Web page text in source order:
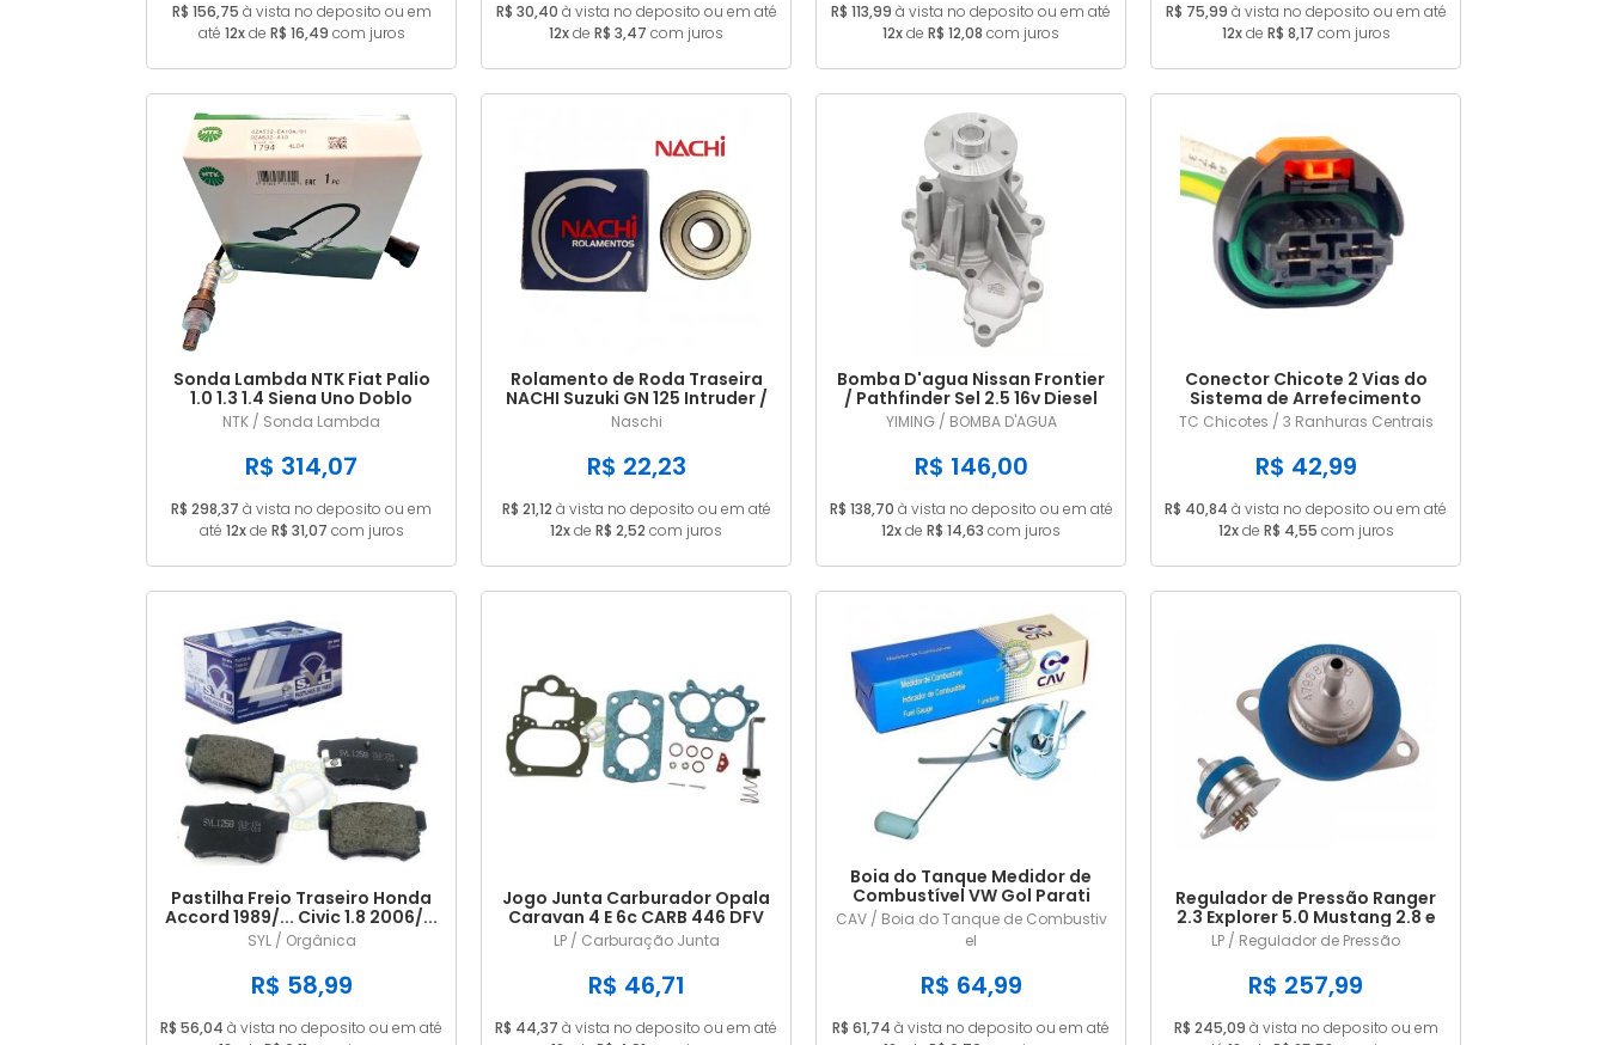
R$ 156,75 à vista no deposito ou em
até 12xde R$ 16,49 com juros
R$ 30,40 à vista no deposito ou em até
12xde R$ 3,47 com juros
R$ 113,99 à vista no deposito ou em até
12xde R$ 12,08 com juros
R$ 75,99 à vista no deposito ou em até
12xde R$ 8,17 com juros
Sonda Lambda NTK Fiat Palio
1.0 1.3 1.4 Siena Uno Doblo
Punto Strada
NTK / Sonda Lambda
R$ 314,07
R$ 298,37 à vista no deposito ou em
até 12xde R$ 31,07 com juros
Rolamento de Roda Traseira
NACHI Suzuki GN 125 Intruder /
Yes 125 EN 6202ZE
Naschi
R$ 22,23
R$ 21,12 à vista no deposito ou em até
12xde R$ 2,52 com juros
Bomba D'agua Nissan Frontier
/ Pathfinder Sel 2.5 16v Diesel
2008/...
YIMING / BOMBA D'AGUA
R$ 146,00
R$ 138,70 à vista no deposito ou em até
12xde R$ 14,63 com juros
Conector Chicote 2 Vias do
Sistema de Arrefecimento
Renault / Peugeot
TC Chicotes / 3 Ranhuras Centrais
R$ 42,99
R$ 40,84 à vista no deposito ou em até
12xde R$ 4,55 com juros
Pastilha Freio Traseiro Honda
Accord 1989/... Civic 1.8 2006/...
SYL / Orgânica
R$ 58,99
R$ 56,04 à vista no deposito ou em até
Jogo Junta Carburador Opala
Caravan 4 E 6c CARB 446 DFV
ALC
LP / Carburação Junta
R$ 46,71
R$ 44,37 à vista no deposito ou em até
Boia do Tanque Medidor de
Combustível VW Gol Parati
Saveiro Voyage 1985 a 1989
Gasolina Com Retorno Com
Pescador 55L
CAV / Boia do Tanque de Combustiv
el
R$ 64,99
R$ 61,74 à vista no deposito ou em até
Regulador de Pressão Ranger
2.3 Explorer 5.0 Mustang 2.8 e
5.0 LP228
LP / Regulador de Pressão
R$ 257,99
R$ 245,09 à vista no deposito ou em